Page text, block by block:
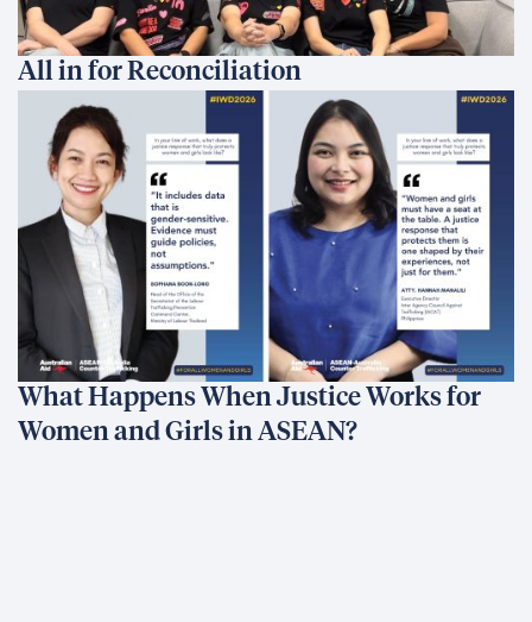
All in for Reconciliation
What Happens When Justice Works for
Women and Girls in ASEAN?